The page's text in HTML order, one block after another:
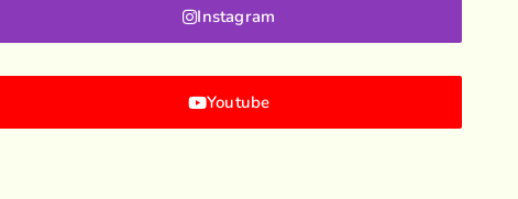
Instagram
Youtube